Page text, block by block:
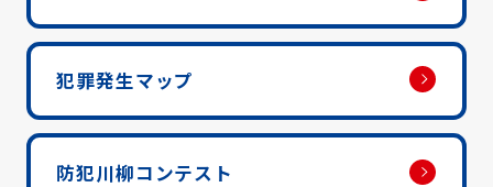
犯罪発生マップ
防犯川柳コンテスト